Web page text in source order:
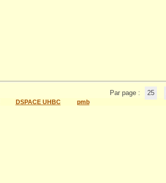
Par page : 25
DSPACE UHBC pmb